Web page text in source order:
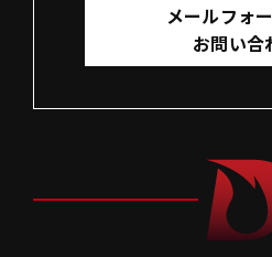
メールフォ
お問い合